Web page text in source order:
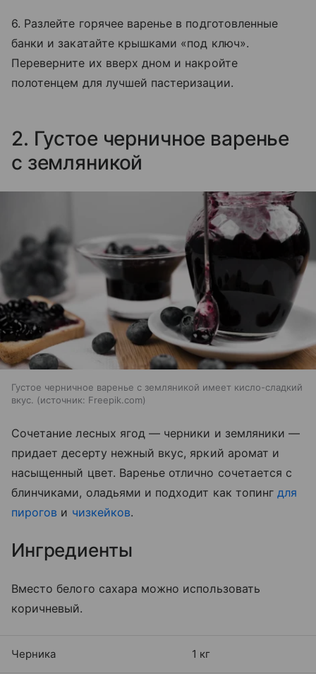
6. Разлейте горячее варенье в подготовленные
банки и закатайте крышками «под ключ».
Переверните их вверх дном и накройте
полотенцем для лучшей пастеризации.
2. Густое черничное варенье
с земляникой
Густое черничное варенье с земляникой имеет кисло-сладкий
вкус.
источник: Freepik.com
Сочетание лесных ягод — черники и земляники —
придает десерту нежный вкус, яркий аромат и
насыщенный цвет. Варенье отлично сочетается с
блинчиками, оладьями и подходит как топингдля
пирогов и чизкейков.
Ингредиенты
Вместо белого сахара можно использовать
коричневый.
Черника 1 кг